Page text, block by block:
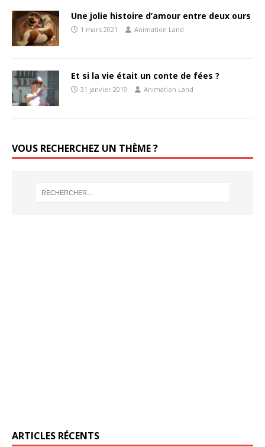
Une jolie histoire d’amour entre deux ours
1 mars 2021 Animation Land
Et si la vie était un conte de fées ?
31 janvier 2019 Animation Land
VOUS RECHERCHEZ UN THÈME ?
ARTICLES RÉCENTS